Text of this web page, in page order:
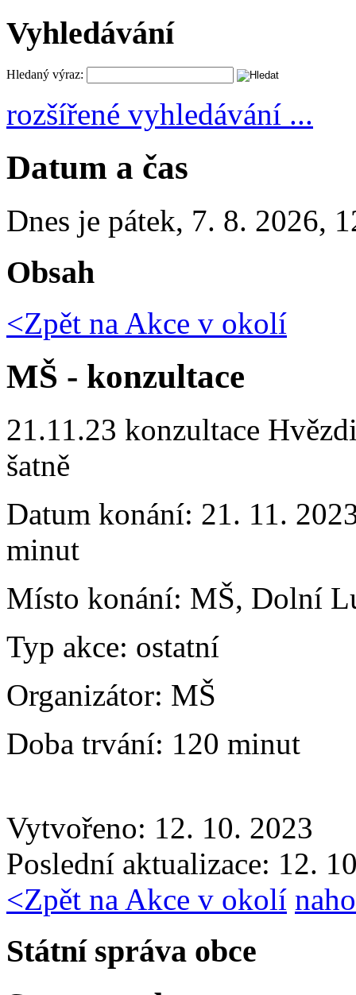
Vyhledávání
Hledaný výraz:
rozšířené vyhledávání ...
Datum a čas
Dnes je pátek, 7. 8. 2026,
Obsah
<Zpět na Akce v okolí
MŠ - konzultace
21.11.23 konzultace
šatně
Datum konání: 21. 11.
minut
Místo konání: MŠ, Dolní
Typ akce: ostatní
Organizátor: MŠ
Doba trvání: 120 minut
Vytvořeno: 12. 10. 2023
Poslední aktualizace: 12.
<Zpět na Akce v okolí
Státní správa obce